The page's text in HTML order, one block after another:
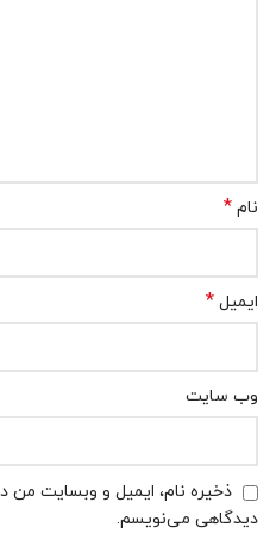
نام *
ایمیل *
وب‌ سایت
ذخیره نام، ایمیل و وبسایت من
دیدگاهی می‌نویسم.